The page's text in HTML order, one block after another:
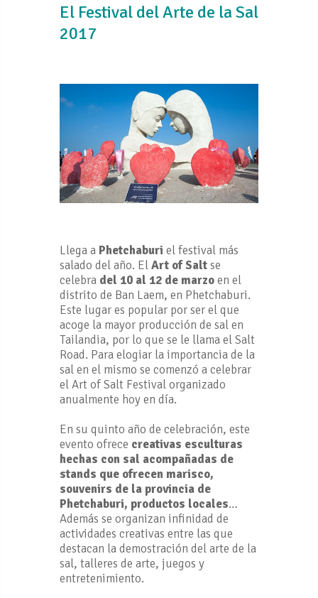
El Festival del Arte de la Sal
2017
Llega a Phetchaburi el festival más
salado del año. ElArt of Saltse
celebra del 10 al 12 de marzoen el
distrito de Ban Laem, en Phetchaburi.
Este lugar es popular por ser el que
acoge la mayor producción de sal en
Tailandia, por lo que se le llama el Salt
Road. Para elogiar la importancia de la
sal en el mismo se comenzó a celebrar
el Art of Salt Festival organizado
anualmente hoy en día.
En su quinto año de celebración, este
evento ofrece creativas esculturas
hechas con sal acompañadas de
stands que ofrecen marisco,
souvenirs de la provincia de
Phetchaburi, productos locales…
Además se organizan infinidad de
actividades creativas entre las que
destacan la demostración del arte de la
sal, talleres de arte, juegos y
entretenimiento.